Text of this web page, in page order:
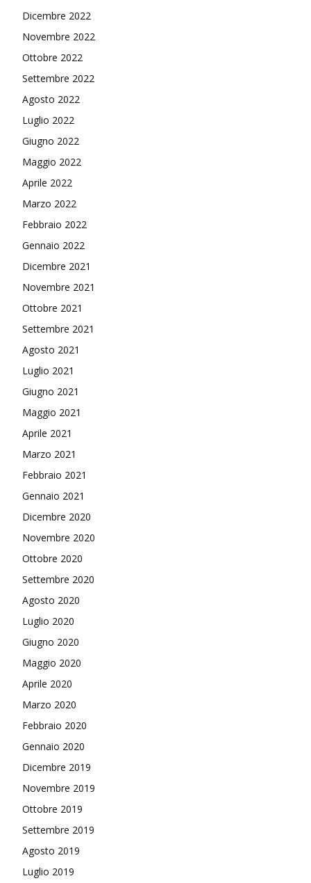
Dicembre 2022
Novembre 2022
Ottobre 2022
Settembre 2022
Agosto 2022
Luglio 2022
Giugno 2022
Maggio 2022
Aprile 2022
Marzo 2022
Febbraio 2022
Gennaio 2022
Dicembre 2021
Novembre 2021
Ottobre 2021
Settembre 2021
Agosto 2021
Luglio 2021
Giugno 2021
Maggio 2021
Aprile 2021
Marzo 2021
Febbraio 2021
Gennaio 2021
Dicembre 2020
Novembre 2020
Ottobre 2020
Settembre 2020
Agosto 2020
Luglio 2020
Giugno 2020
Maggio 2020
Aprile 2020
Marzo 2020
Febbraio 2020
Gennaio 2020
Dicembre 2019
Novembre 2019
Ottobre 2019
Settembre 2019
Agosto 2019
Luglio 2019